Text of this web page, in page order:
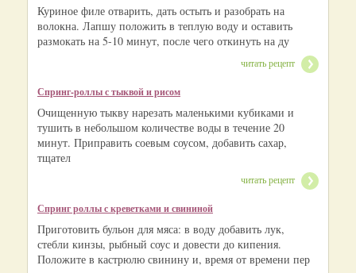
Куриное филе отварить, дать остыть и разобрать на
волокна. Лапшу положить в теплую воду и оставить
размокать на 5-10 минут, после чего откинуть на ду
читать рецепт
Спринг-роллы с тыквой и рисом
Очищенную тыкву нарезать маленькими кубиками и
тушить в небольшом количестве воды в течение 20
минут. Приправить соевым соусом, добавить сахар,
тщател
читать рецепт
Спринг роллы с креветками и свининой
Приготовить бульон для мяса: в воду добавить лук,
стебли кинзы, рыбный соус и довести до кипения.
Положите в кастрюлю свинину и, время от времени пер